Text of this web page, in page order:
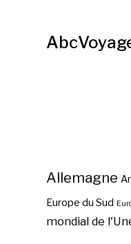
Allemagne
Europe du Sud
mondial de